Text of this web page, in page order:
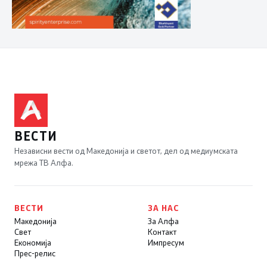
ВЕСТИ
Независни вести од Македонија и светот, дел од медиумската
мрежа ТВ Алфа.
ВЕСТИ
Македонија
Свет
Економија
Прес-релис
ЗА НАС
За Алфа
Контакт
Импресум